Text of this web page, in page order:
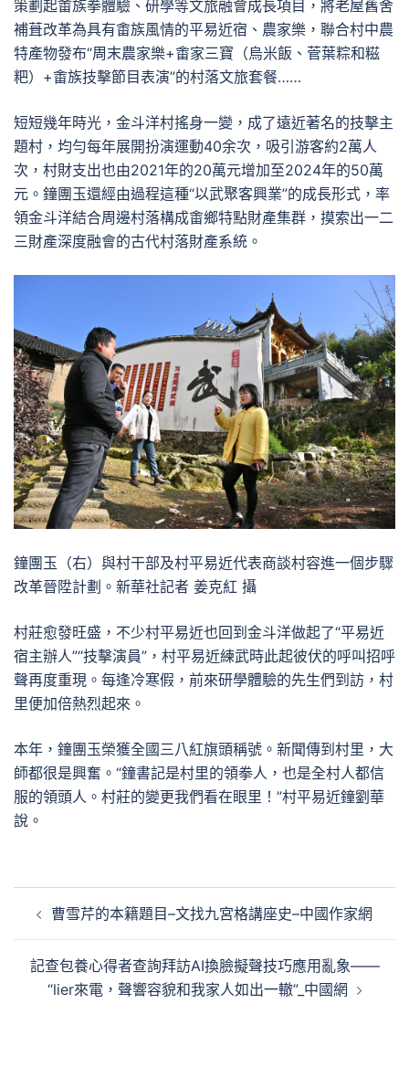
策劃起畬族拳體驗、研學等文旅融會成長項目，將老屋舊舍
補葺改革為具有畬族風情的平易近宿、農家樂，聯合村中農
特產物發布“周末農家樂+畬家三寶（烏米飯、菅葉粽和糍
粑）+畬族技擊節目表演”的村落文旅套餐……
短短幾年時光，金斗洋村搖身一變，成了遠近著名的技擊主
題村，均勻每年展開扮演運動40余次，吸引游客約2萬人
次，村財支出也由2021年的20萬元增加至2024年的50萬
元。鐘團玉還經由過程這種“以武聚客興業”的成長形式，率
領金斗洋結合周邊村落構成畬鄉特點財產集群，摸索出一二
三財產深度融會的古代村落財產系統。
鐘團玉（右）與村干部及村平易近代表商談村容進一個步驟
改革晉陞計劃。新華社記者 姜克紅 攝
村莊愈發旺盛，不少村平易近也回到金斗洋做起了“平易近
宿主辦人”“技擊演員”，村平易近練武時此起彼伏的呼叫招呼
聲再度重現。每逢冷寒假，前來研學體驗的先生們到訪，村
里便加倍熱烈起來。
本年，鐘團玉榮獲全國三八紅旗頭稱號。新聞傳到村里，大
師都很是興奮。“鐘書記是村里的領拳人，也是全村人都信
服的領頭人。村莊的變更我們看在眼里！”村平易近鐘劉華
說。
覽
曹雪芹的本籍題目–文找九宮格講座史–中國作家網
記查包養心得者查詢拜訪AI換臉擬聲技巧應用亂象——
“lier來電，聲響容貌和我家人如出一轍”_中國網